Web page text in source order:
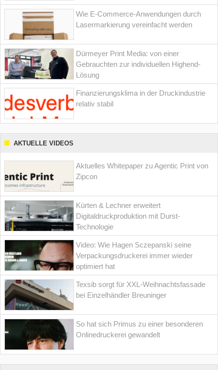
Wie E-Commerce-Anwendungen durch
Lasermarkierung vereinfacht werden
Dürmeyer Print Media: von einer
Gebrauchten zur individuellen Highend-
Lösung
Finanzierungsklima in der Druckindustrie
relativ stabil
AKTUELLE VIDEOS
Aktuelles Whitepaper zu Agentic Print von
Zipcon
Kürten & Lechner erweitert
Digitaldruckproduktion mit Durst-
Technologie
Video: Wie Hagen Sczepanski seine
Verpackungsdruckerei immer wieder
optimiert hat
Texsib sorgt für XXL-Weihnachtsfassade
bei Einzelhändler Breuninger
So hat sich Primus zu einer besonderen
Onlinedruckerei gewandelt